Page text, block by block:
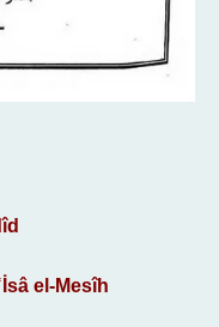
el-Mesîh